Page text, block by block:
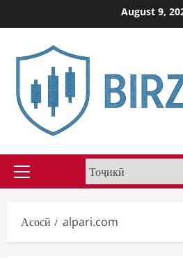
to
August 9,
Primary
Асосӣ alpari.com